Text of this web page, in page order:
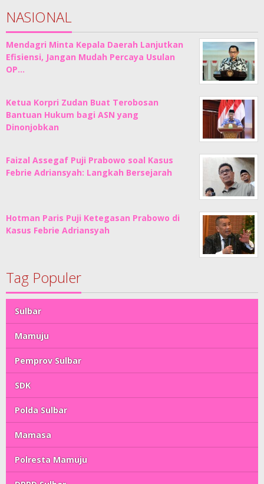
NASIONAL
Mendagri Minta Kepala Daerah Lanjutkan
Efisiensi, Jangan Mudah Percaya Usulan
OP…
Ketua Korpri Zudan Buat Terobosan
Bantuan Hukum bagi ASN yang
Dinonjobkan
Faizal Assegaf Puji Prabowo soal Kasus
Febrie Adriansyah: Langkah Bersejarah
Hotman Paris Puji Ketegasan Prabowo di
Kasus Febrie Adriansyah
Tag Populer
Sulbar
Mamuju
Pemprov Sulbar
SDK
Polda Sulbar
Mamasa
Polresta Mamuju